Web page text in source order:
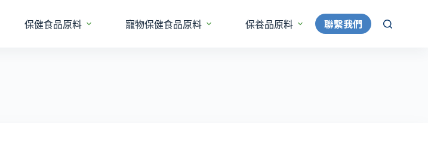
保健食品原料 寵物保健食品原料 保養品原料 更多
聯繫我們